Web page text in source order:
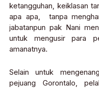
ketangguhan, keiklasan
apa apa, tanpa
jabatanpun pak Nani
untuk mengusir para
amanatnya.
Selain untuk
pejuang Gorontalo,